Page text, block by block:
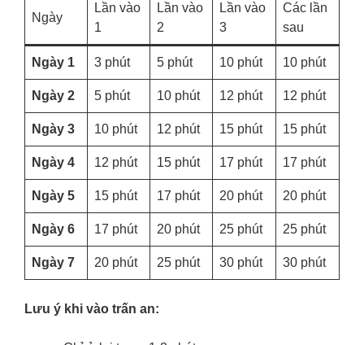
Ngày
Lần vào
1
Lần vào
2
Lần vào
3
Các lần
sau
Ngày 1 3 phút 5 phút 10 phút 10 phút
Ngày 2 5 phút 10 phút 12 phút 12 phút
Ngày 3 10 phút 12 phút 15 phút 15 phút
Ngày 4 12 phút 15 phút 17 phút 17 phút
Ngày 5 15 phút 17 phút 20 phút 20 phút
Ngày 6 17 phút 20 phút 25 phút 25 phút
Ngày 7 20 phút 25 phút 30 phút 30 phút
Lưu ý khi vào trấn an: